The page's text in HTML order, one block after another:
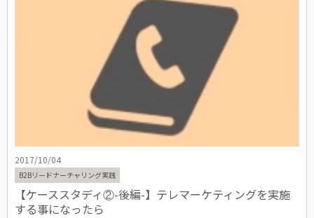
2017/10/04
B2Bリードナーチャリング実践
【ケーススタディ②-後編-】テレマーケティングを実施
する事になったら